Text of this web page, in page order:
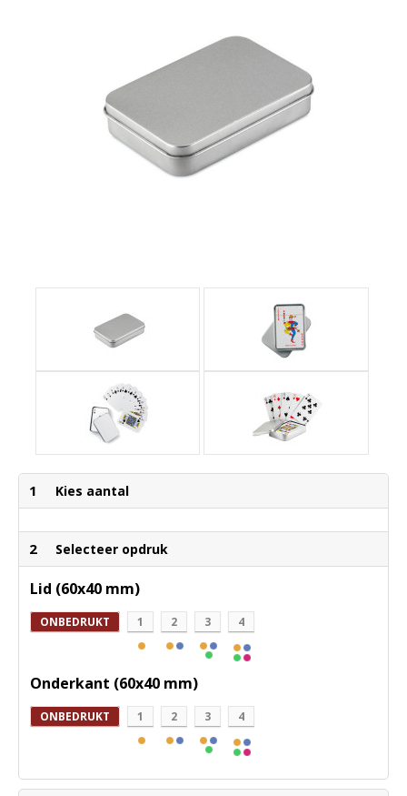
1 Kies aantal
2 Selecteer opdruk
Lid (60x40 mm)
ONBEDRUKT 1 2 3 4
Onderkant (60x40 mm)
ONBEDRUKT 1 2 3 4